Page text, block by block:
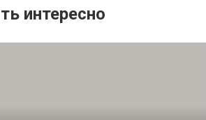
интересно